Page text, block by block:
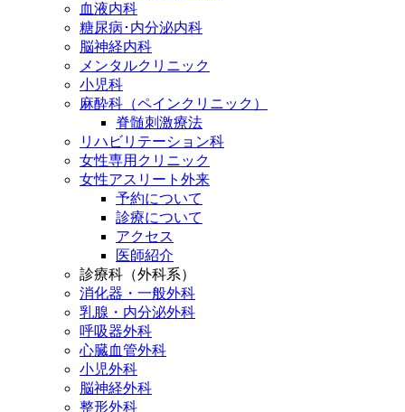
血液内科
糖尿病･内分泌内科
脳神経内科
メンタルクリニック
小児科
麻酔科（ペインクリニック）
脊髄刺激療法
リハビリテーション科
女性専用クリニック
女性アスリート外来
予約について
診療について
アクセス
医師紹介
診療科（外科系）
消化器・一般外科
乳腺・内分泌外科
呼吸器外科
心臓血管外科
小児外科
脳神経外科
整形外科